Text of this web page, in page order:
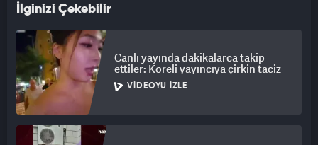
İlginizi Çekebilir
Canlı yayında dakikalarca takip
ettiler: Koreli yayıncıya çirkin taciz
VIDEOYU İZLE